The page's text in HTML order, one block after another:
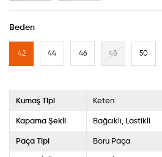
Beden
42 44 46 48 50
Kumaş Tipi Keten
Kapama Şekli Bağcıklı Lastikli
Paça Tipi Boru Paça